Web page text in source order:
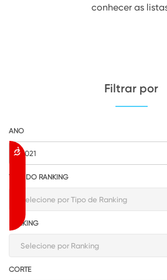
Acessibilidade
conhecer as
Filtrar por
ANO
TIPO DO RANKING
RANKING
CORTE